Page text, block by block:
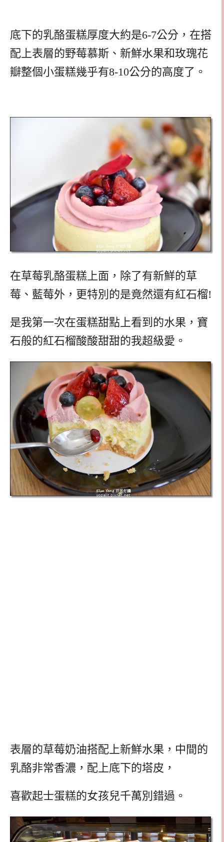
底下的乳酪蛋糕厚度大約是6-7公分，在搭
配上表層的野莓慕斯、新鮮水果和玫瑰花
瓣整個小蛋糕幾乎有8-10公分的高度了。
在草莓乳酪蛋糕上面，除了有新鮮的草
莓、藍莓外，更特別的是竟然還有紅石榴!
是我第一次在蛋糕甜點上看到的水果，寶
石般的紅石榴酸酸甜甜的我超級愛。
表層的草莓奶油搭配上新鮮水果，中間的
乳酪非常香濃，配上底下的塔皮，
喜歡起士蛋糕的女孩兒千萬別錯過。